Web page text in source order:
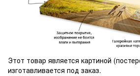
Этот товар является картиной
изготавливается под заказ.